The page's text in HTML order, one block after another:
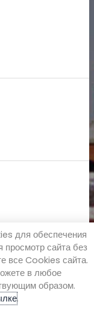
страница
для обеспечения
просмотр сайта без
все Cookies сайта.
в любое
образом.
.